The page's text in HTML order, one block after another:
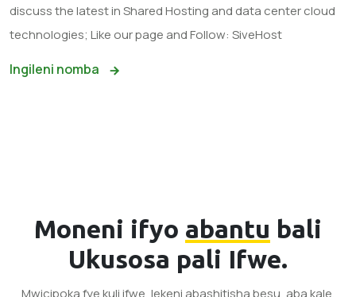
discuss the latest in Shared Hosting and data center cloud
technologies; Like our page and Follow: SiveHost
Ingileni nomba
Moneni ifyo abantu bali
Ukusosa pali Ifwe.
Mwicipoka fye kuli ifwe, lekeni abashitisha besu, aba kale,